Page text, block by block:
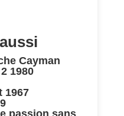
Cayman
1980
1967